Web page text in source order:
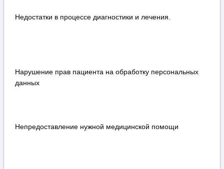
Недостатки в процессе диагностики и лечения.
Нарушение прав пациента на обработку персональных
данных
Непредоставление нужной медицинской помощи